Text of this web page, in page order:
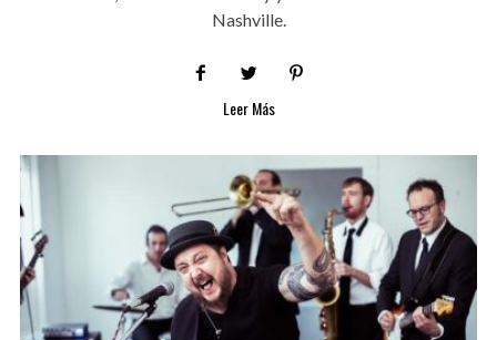
Nashville.
Leer Más